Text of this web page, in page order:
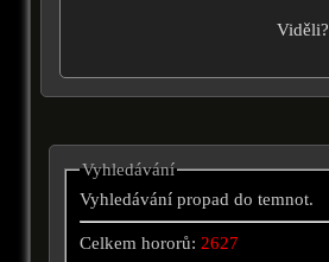
Viděli?
Vyhledávání
Vyhledávání propad do temnot.
Celkem hororů:2627